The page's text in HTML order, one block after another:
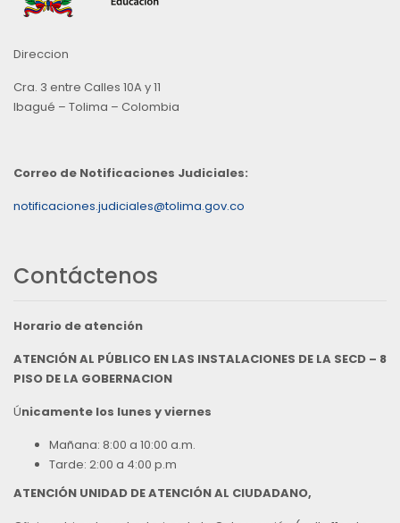
Direccion
Cra. 3 entre Calles 10A y 11
Ibagué – Tolima – Colombia
Correo de Notificaciones Judiciales:
notificaciones.judiciales@tolima.gov.co
Contáctenos
Horario de atención
ATENCIÓN AL PÚBLICO EN LAS INSTALACIONES DE LA SECD – 8
PISO DE LA GOBERNACION
Únicamente los lunes y viernes
Mañana: 8:00 a 10:00 a.m.
Tarde: 2:00 a 4:00 p.m
ATENCIÓN UNIDAD DE ATENCIÓN AL CIUDADANO,